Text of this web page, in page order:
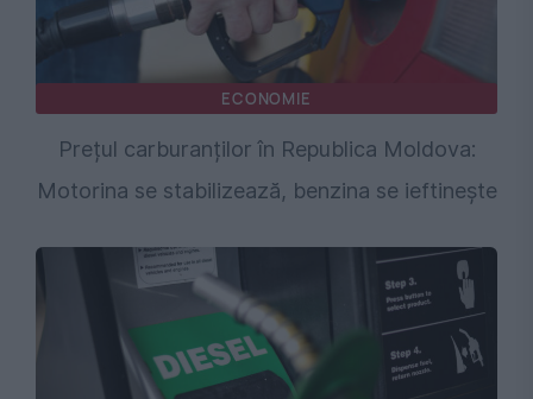
ECONOMIE
Prețul carburanților în Republica Moldova:
Motorina se stabilizează, benzina se ieftinește